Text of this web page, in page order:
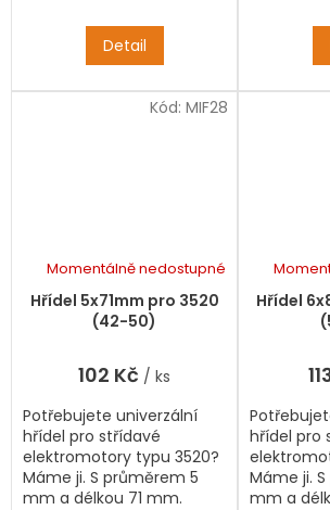
Detail
Hřídel 5x71mm pro 3520
(42-50)
Momentálně nedostupné
102 Kč / ks
Potřebujete univerzální
hřídel pro střídavé
elektromotory typu 3520?
Máme ji. S průměrem 5
mm a délkou 71 mm.
Kód: MIF28
Hřídel
hřídel pro
Máme ji.
mm a